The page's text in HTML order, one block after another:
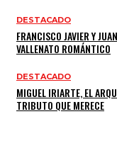
DESTACADO
FRANCISCO JAVIER Y
VALLENATO ROMÁNTICO
DESTACADO
MIGUEL IRIARTE, EL
TRIBUTO QUE MERECE